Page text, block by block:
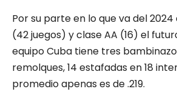
Por su parte en lo que va del
(42 juegos) y clase AA (16) el
equipo Cuba tiene tres
remolques, 14 estafadas en 18
promedio apenas es de .219.